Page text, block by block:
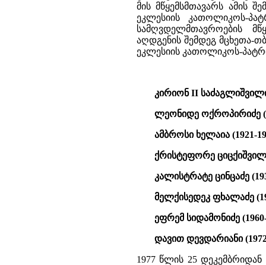
მის მწყემსმთავარს ამის
ეკლესიის კათოლიკოს-
სამღვდელმთავროების
აღდგენის შემდეგ მცხეთა-
ეკლესიის კათოლიკოს-
კირიონ II საძაგლიშვილი
ლეონიდე ოქროპირიძე
ამბროსი ხელაია (1921-
ქრისტეფორე
კალისტრატე ცინცაძე
მელქისედეკ ფხალაძე
ეფრემ სიდამონიძე
დავით დევდარიანი
1977 წლის 25